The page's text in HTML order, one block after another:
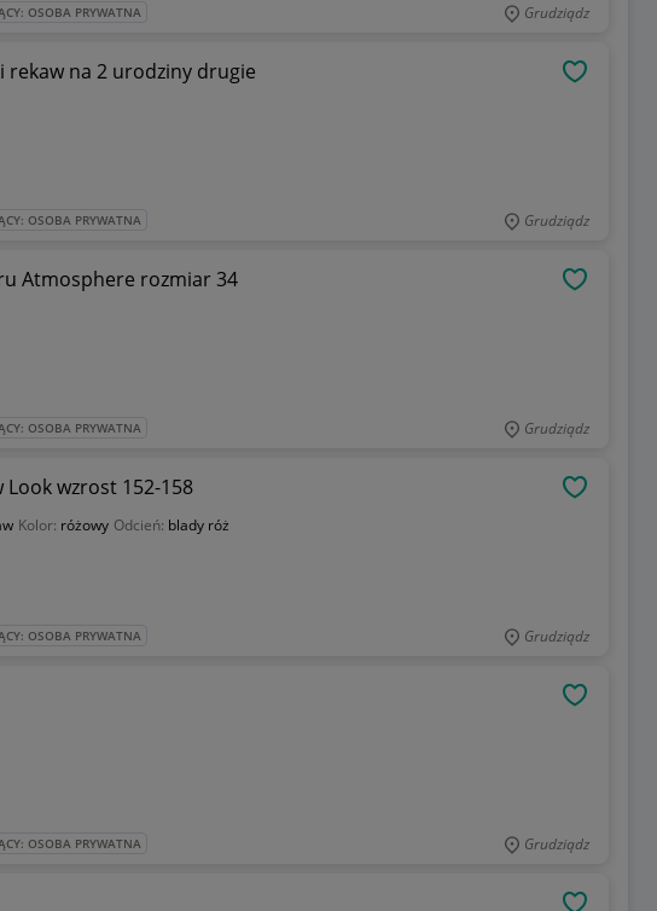
OSOBA PRYWATNA Grudziądz
rekaw na 2 urodziny drugie
OSOBA PRYWATNA Grudziądz
Atmosphere rozmiar 34
OSOBA PRYWATNA Grudziądz
Look wzrost 152-158
Kolor: różowy Odcień: blady róż
OSOBA PRYWATNA Grudziądz
OSOBA PRYWATNA Grudziądz